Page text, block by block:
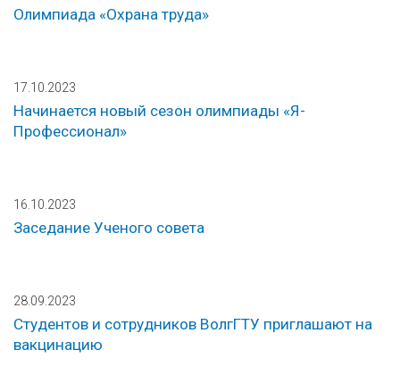
Олимпиада «Охрана труда»
17.10.2023
Начинается новый сезон олимпиады «Я-
Профессионал»
16.10.2023
Заседание Ученого совета
28.09.2023
Студентов и сотрудников ВолгГТУ приглашают на
вакцинацию